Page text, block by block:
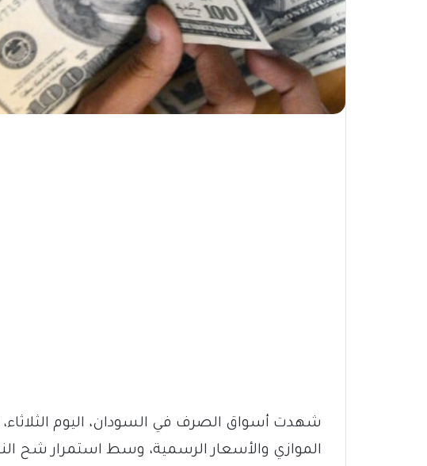
شهدت أسواق الصرف في السودان، اليوم
الموازي والأسعار الرسمية، وسط استمرار شح